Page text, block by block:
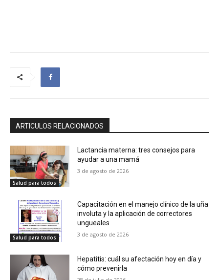
ARTICULOS RELACIONADOS
Salud para todos
Lactancia materna: tres consejos para
ayudar a una mamá
3 de agosto de 2026
Salud para todos
Capacitación en el manejo clínico de la uña
involuta y la aplicación de correctores
ungueales
3 de agosto de 2026
Hepatitis: cuál su afectación hoy en día y
cómo prevenirla